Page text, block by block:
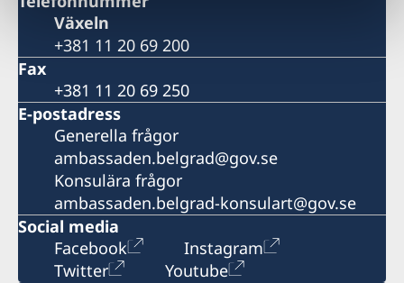
Växeln
+381 11 20 69 200
Fax
+381 11 20 69 250
E-postadress
Generella frågor
ambassaden.belgrad@gov.se
Konsulära frågor
ambassaden.belgrad-konsulart@gov.se
Social media
Facebook
Instagram
Twitter
Youtube